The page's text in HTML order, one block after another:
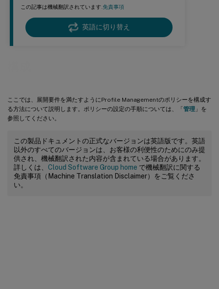
この記事は機械翻訳されています.免責事項
英語に切り替え
ここでは、展開要件を満たすようにProfile Managementのポリシーを構成す
る方法について説明します。ポリシーの設定の手順については、「管理 」を
参照してください。
この製品ドキュメントの正式なバージョンは英語版です。英語
以外のすべてのバージョンは、お客様の利便性のためにのみ提
供され、機械翻訳された内容が含まれている場合があります。
詳しくは、 Cloud Software Group home で機械翻訳に関する
免責事項（Machine Translation Disclaimer）をご覧くださ
い。